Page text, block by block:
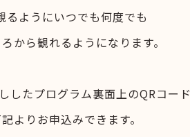
るようにいつでも何度でも
から観れるようになります。
したプログラム裏面上のQRコード
よりお申込みできます。